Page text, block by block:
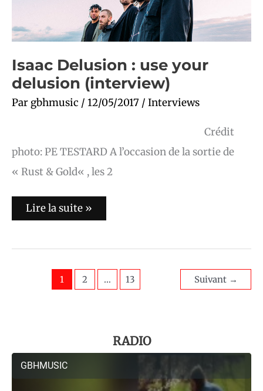
Isaac Delusion : use your
delusion (interview)
Par gbhmusic / 12/05/2017 / Interviews
Crédit
photo: PE TESTARD A l’occasion de la sortie de
« Rust & Gold« , les 2
Lire la suite »
1 2 … 13 Suivant →
RADIO